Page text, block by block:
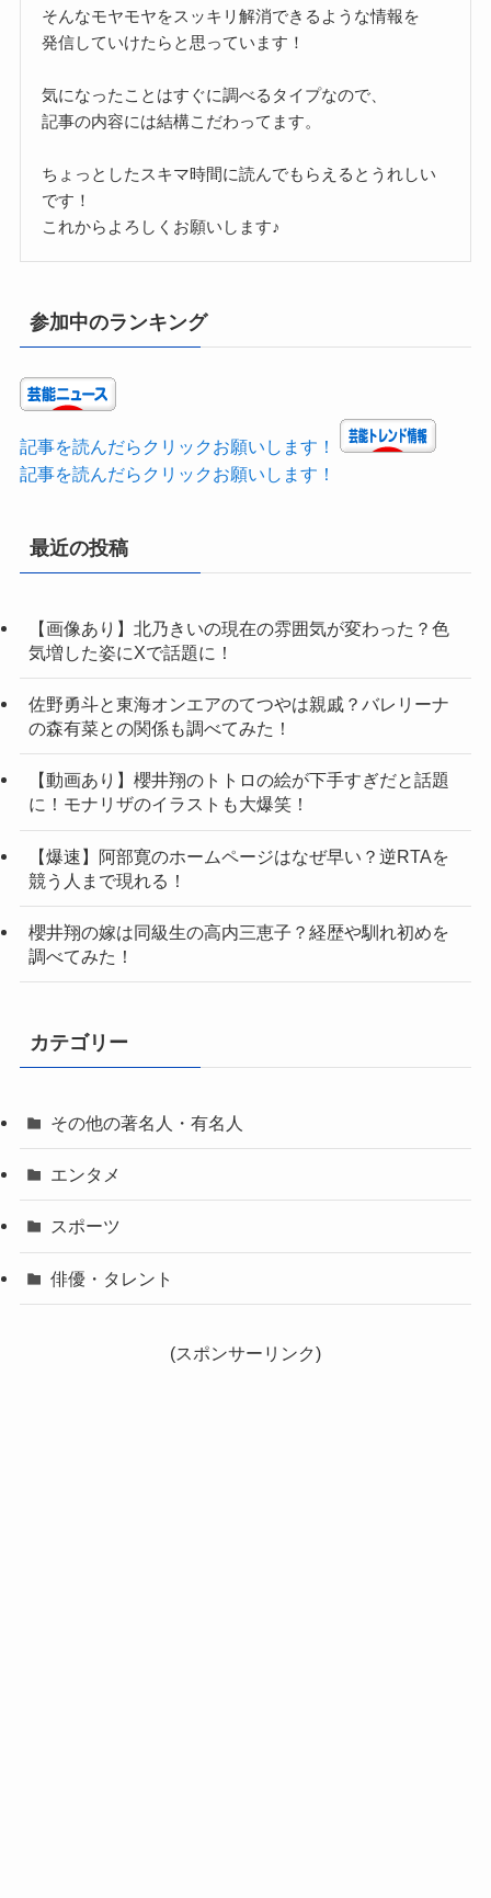
そんなモヤモヤをスッキリ解消できるような情報を
発信していけたらと思っています！
気になったことはすぐに調べるタイプなので、
記事の内容には結構こだわってます。
ちょっとしたスキマ時間に読んでもらえるとうれしい
です！
これからよろしくお願いします♪
参加中のランキング
記事を読んだらクリックお願いします！
記事を読んだらクリックお願いします！
最近の投稿
【画像あり】北乃きいの現在の雰囲気が変わった？色
気増した姿にXで話題に！
佐野勇斗と東海オンエアのてつやは親戚？バレリーナ
の森有菜との関係も調べてみた！
【動画あり】櫻井翔のトトロの絵が下手すぎだと話題
に！モナリザのイラストも大爆笑！
【爆速】阿部寛のホームページはなぜ早い？逆RTAを
競う人まで現れる！
櫻井翔の嫁は同級生の高内三恵子？経歴や馴れ初めを
調べてみた！
カテゴリー
その他の著名人・有名人
エンタメ
スポーツ
俳優・タレント
(スポンサーリンク)